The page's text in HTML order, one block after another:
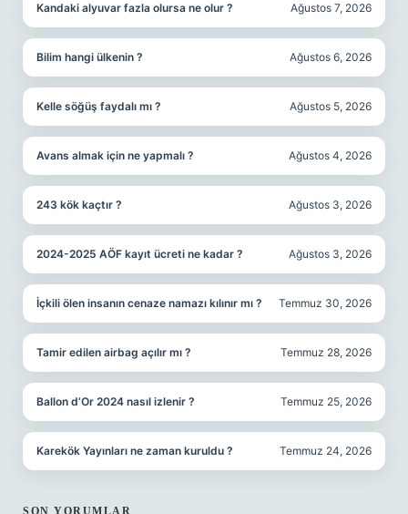
Kandaki alyuvar fazla olursa ne olur ? Ağustos 7, 2026
Bilim hangi ülkenin ? Ağustos 6, 2026
Kelle söğüş faydalı mı ? Ağustos 5, 2026
Avans almak için ne yapmalı ? Ağustos 4, 2026
243 kök kaçtır ? Ağustos 3, 2026
2024-2025 AÖF kayıt ücreti ne kadar ? Ağustos 3, 2026
İçkili ölen insanın cenaze namazı kılınır mı ? Temmuz 30, 2026
Tamir edilen airbag açılır mı ? Temmuz 28, 2026
Ballon d’Or 2024 nasıl izlenir ? Temmuz 25, 2026
Karekök Yayınları ne zaman kuruldu ? Temmuz 24, 2026
SON YORUMLAR